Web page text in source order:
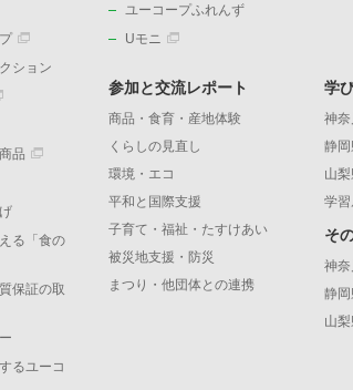
ション
品
る「食の
保証の取
るユーコ
ユーコープふれんず
Uモニ
参加と交流レポート
商品・食育・産地体験
くらしの見直し
環境・エコ
平和と国際支援
子育て・福祉・たすけあい
被災地支援・防災
まつり・他団体との連携
学
神奈
静岡
山梨
学習
そ
神奈
静岡
山梨